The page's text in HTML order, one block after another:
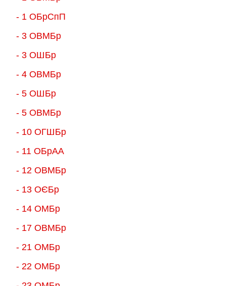
- 1 ОБрСпП
- 3 ОВМБр
- 3 ОШБр
- 4 ОВМБр
- 5 ОШБр
- 5 ОВМБр
- 10 ОГШБр
- 11 ОБрАА
- 12 ОВМБр
- 13 ОЄБр
- 14 ОМБр
- 17 ОВМБр
- 21 ОМБр
- 22 ОМБр